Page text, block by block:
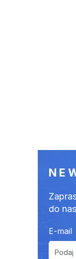
do
E-mail